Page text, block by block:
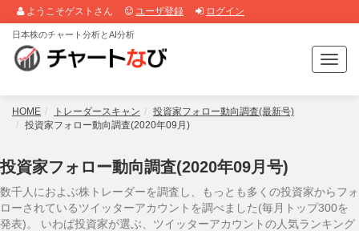
ようこそゲストさん ユーザ登録 ログイン
T
o
g
v
i
g
日本株のチャート分析とAI分析
HOME トレーダースキャン
投資家フォロー動向調査(最新号)
投資家フォロー動向調査(2020年09月)
投資家フォロー動向調査(2020年09月号)
数千人におよぶ株トレーダーを調査し、もっとも多くの投資家からフォ
ローされているツイッターアカウントを調べました(毎月トップ300を
発表)。 いわば投資家が選ぶ、ツイッターアカウントの人気ランキング